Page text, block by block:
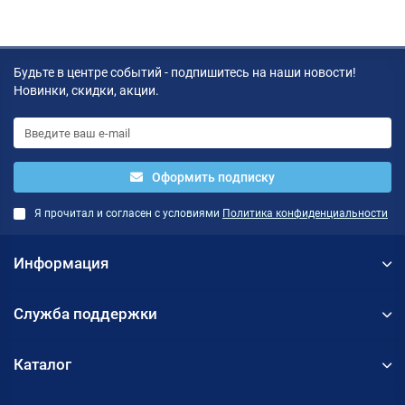
Будьте в центре событий - подпишитесь на наши новости!
Новинки, скидки, акции.
Оформить подписку
Я прочитал и согласен с условиями Политика конфиденциальности
Информация
Служба поддержки
Каталог